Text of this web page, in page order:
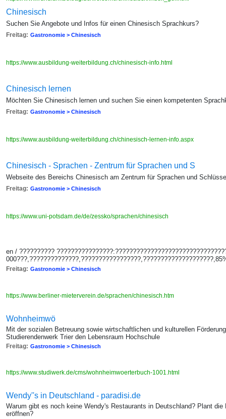
Chinesisch
Suchen Sie Angebote und Infos für einen Chinesisch Sprachkurs?
Freitag: Gastronomie > Chinesisch
https://www.ausbildung-weiterbildung.ch/chinesisch-info.html
Chinesisch lernen
Möchten Sie Chinesisch lernen und suchen Sie einen kompetenten
Freitag: Gastronomie > Chinesisch
https://www.ausbildung-weiterbildung.ch/chinesisch-lernen-info.aspx
Chinesisch - Sprachen - Zentrum für Sprachen und S
Webseite des Bereichs Chinesisch am Zentrum für Sprachen und
Freitag: Gastronomie > Chinesisch
https://www.uni-potsdam.de/de/zessko/sprachen/chinesisch
en / ??????????
Freitag: Gastronomie > Chinesisch
https://www.berliner-mieterverein.de/sprachen/chinesisch.htm
Wohnheimwö
Mit der sozialen Betreuung sowie wirtschaftlichen und kulturellen
Studierendenwerk Trier den Lebensraum Hochschule
Freitag: Gastronomie > Chinesisch
https://www.studiwerk.de/cms/wohnheimwoerterbuch-1001.html
Wendy''s in Deutschland - paradisi.de
Warum gibt es noch keine Wendy's Restaurants in Deutschland? Plant
eröffnen?